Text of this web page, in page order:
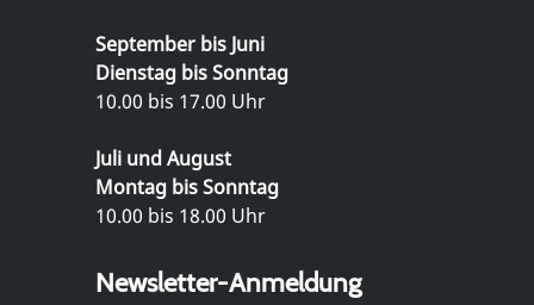
September bis Juni
Dienstag bis Sonntag
10.00 bis 17.00 Uhr
Juli und August
Montag bis Sonntag
10.00 bis 18.00 Uhr
Newsletter-Anmeldung